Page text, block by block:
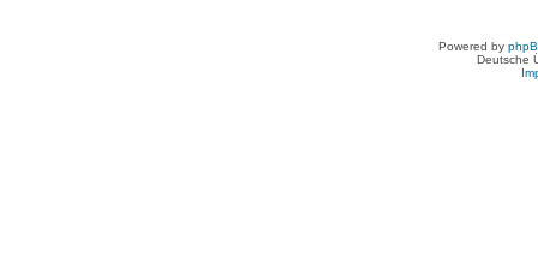
Powered by
Deutsche